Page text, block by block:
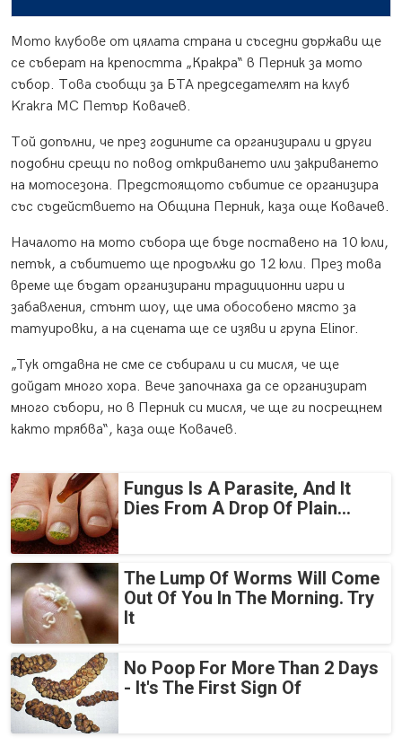
Мото клубове от цялата страна и съседни държави ще
се съберат на крепостта „Кракра“ в Перник за мото
събор. Това съобщи за БТА председателят на клуб
Krakra MC Петър Ковачев.
Той допълни, че през годините са организирали и други
подобни срещи по повод откриването или закриването
на мотосезона. Предстоящото събитие се организира
със съдействието на Община Перник, каза още Ковачев.
Началото на мото събора ще бъде поставено на 10 юли,
петък, а събитието ще продължи до 12 юли. През това
време ще бъдат организирани традиционни игри и
забавления, стънт шоу, ще има обособено място за
татуировки, а на сцената ще се изяви и група Elinor.
„Тук отдавна не сме се събирали и си мисля, че ще
дойдат много хора. Вече започнаха да се организират
много събори, но в Перник си мисля, че ще ги посрещнем
както трябва“, каза още Ковачев.
Fungus Is A Parasite, And It
Dies From A Drop Of Plain...
The Lump Of Worms Will Come
Out Of You In The Morning. Try
It
No Poop For More Than 2 Days
- It's The First Sign Of